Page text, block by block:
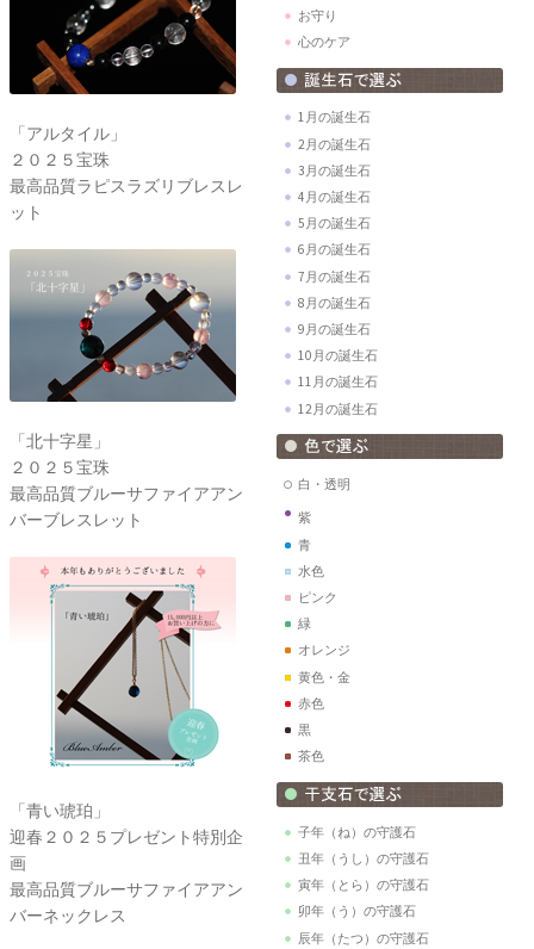
「アルタイル」
２０２５宝珠
最高品質ラピスラズリブレスレ
ット
「北十字星」
２０２５宝珠
最高品質ブルーサファイアアン
バーブレスレット
「青い琥珀」
迎春２０２５プレゼント特別企
画
最高品質ブルーサファイアアン
バーネックレス
お守り
心のケア
1月の誕生石
2月の誕生石
3月の誕生石
4月の誕生石
5月の誕生石
6月の誕生石
7月の誕生石
8月の誕生石
9月の誕生石
10月の誕生石
11月の誕生石
12月の誕生石
白・透明
紫
青
水色
ピンク
緑
オレンジ
黄色・金
赤色
黒
茶色
子年（ね）の守護石
丑年（うし）の守護石
寅年（とら）の守護石
卯年（う）の守護石
辰年（たつ）の守護石